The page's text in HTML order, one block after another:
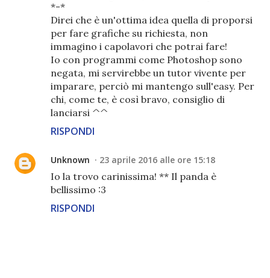
*-*
Direi che è un'ottima idea quella di proporsi
per fare grafiche su richiesta, non
immagino i capolavori che potrai fare!
Io con programmi come Photoshop sono
negata, mi servirebbe un tutor vivente per
imparare, perciò mi mantengo sull'easy. Per
chi, come te, è così bravo, consiglio di
lanciarsi ^^
RISPONDI
Unknown 23 aprile 2016 alle ore 15:18
Io la trovo carinissima! ** Il panda è
bellissimo :3
RISPONDI